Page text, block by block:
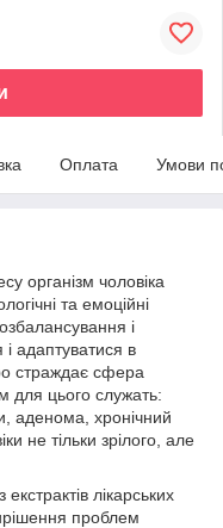
Оплата Умови
організм чоловіка
та емоційні
і
і адаптуватися в
страждає сфера
для цього служать:
аденома, хронічний
не тільки зрілого, але
лікарських
проблем